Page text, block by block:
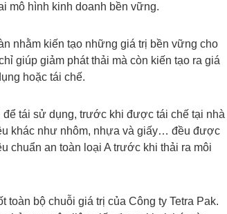
mô hình kinh doanh bền vững.
nhằm kiến tạo những giá trị bền vững cho
giúp giảm phát thải mà còn kiến tạo ra giá
hoặc tái chế.
tái sử dụng, trước khi được tái chế tại nhà
khác như nhôm, nhựa và giấy… đều được
chuẩn an toàn loại A trước khi thải ra môi
toàn bộ chuỗi giá trị của Công ty Tetra Pak.